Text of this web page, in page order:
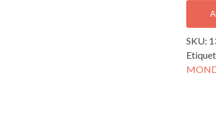
BABY;
13074
SKU: